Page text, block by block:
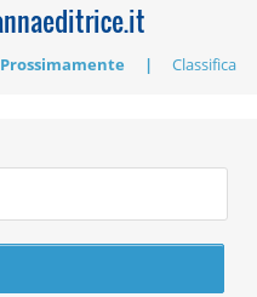
Prossimamente Classifica